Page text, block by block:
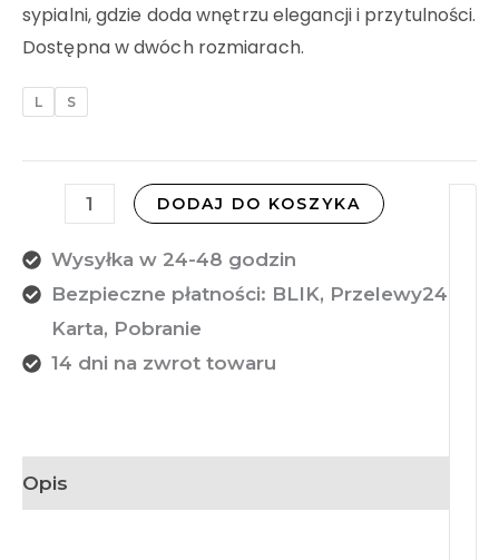
sypialni, gdzie doda wnętrzu elegancji i przytulności.
Dostępna w dwóch rozmiarach.
L S
DODAJ DO KOSZYKA
Wysyłka w 24-48 godzin
Bezpieczne płatności: BLIK, Przelewy24,
Karta, Pobranie
14 dni na zwrot towaru
Opis